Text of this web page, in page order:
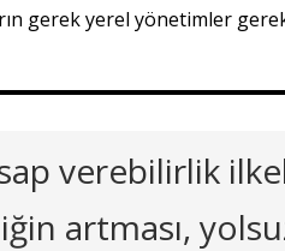
gerek yerel yönetimler
verebilirlik
artması,